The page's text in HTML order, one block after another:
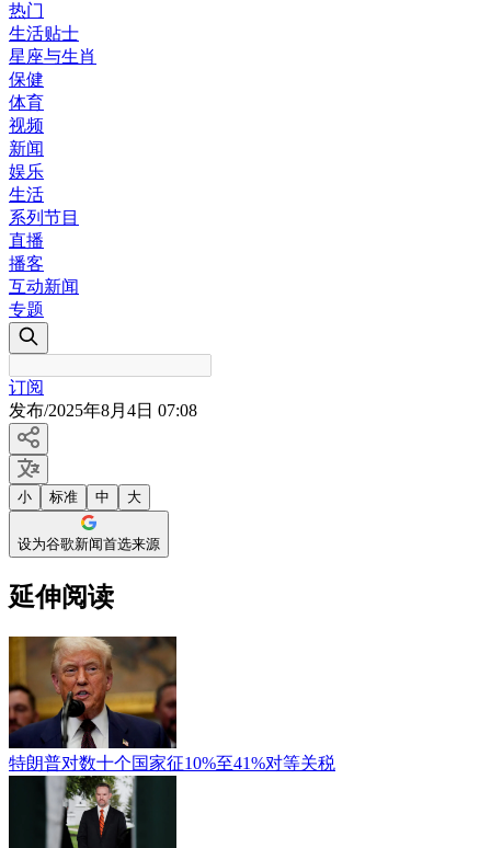
热门
生活贴士
星座与生肖
保健
体育
视频
新闻
娱乐
生活
系列节目
直播
播客
互动新闻
专题
订阅
发布/2025年8月4日 07:08
小 标准 中 大
设为谷歌新闻首选来源
延伸阅读
特朗普对数十个国家征10%至41%对等关税